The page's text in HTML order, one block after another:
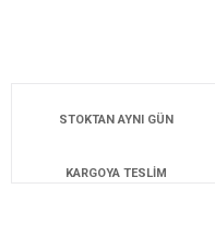
STOKTAN AYNI GÜN
KARGOYA TESLİM